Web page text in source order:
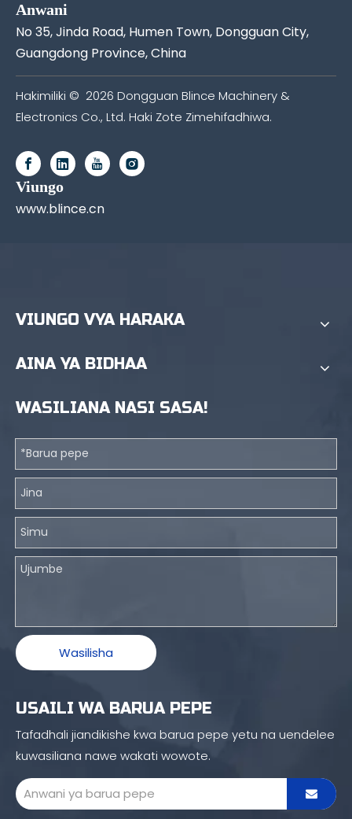
Anwani
No 35, Jinda Road, Humen Town, Dongguan City,
Guangdong Province, China
Hakimiliki © 2026 Dongguan Blince Machinery &
Electronics Co., Ltd. Haki Zote Zimehifadhiwa.
Viungo
www.blince.cn
VIUNGO VYA HARAKA
AINA YA BIDHAA
WASILIANA NASI SASA!
Wasilisha
USAILI WA BARUA PEPE
Tafadhali jiandikishe kwa barua pepe yetu na uendelee
kuwasiliana nawe wakati wowote.